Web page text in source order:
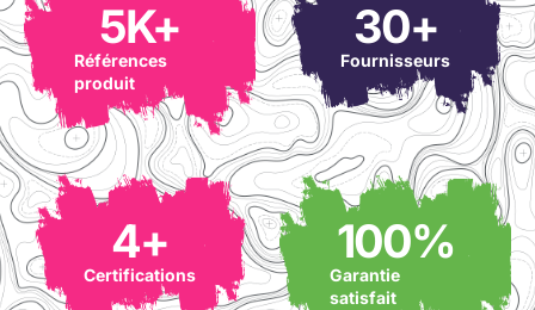
Références
produit
5K+
Fournisseurs
30+
Certifications
4+
Garantie
satisfait
100%